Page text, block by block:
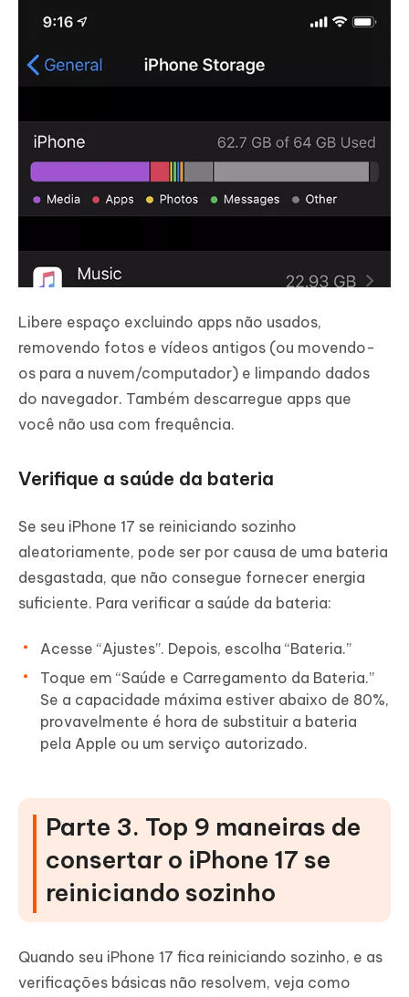
Libere espaço excluindo apps não usados,
removendo fotos e vídeos antigos (ou movendo-
os para a nuvem/computador) e limpando dados
do navegador. Também descarregue apps que
você não usa com frequência.
Verifique a saúde da bateria
Se seu iPhone 17 se reiniciando sozinho
aleatoriamente, pode ser por causa de uma bateria
desgastada, que não consegue fornecer energia
suficiente. Para verificar a saúde da bateria:
Acesse “Ajustes”. Depois, escolha “Bateria.”
Toque em “Saúde e Carregamento da Bateria.”
Se a capacidade máxima estiver abaixo de 80%,
provavelmente é hora de substituir a bateria
pela Apple ou um serviço autorizado.
Parte 3. Top 9 maneiras de
consertar o iPhone 17 se
reiniciando sozinho
Quando seu iPhone 17 fica reiniciando sozinho, e as
verificações básicas não resolvem, veja como